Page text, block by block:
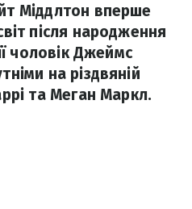
Міддлтон вперше
після народження
чоловік Джеймс
на різдвяній
та Меган Маркл.